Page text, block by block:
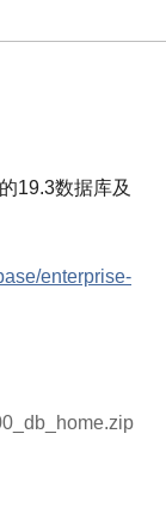
19.3数据库及
enterprise-